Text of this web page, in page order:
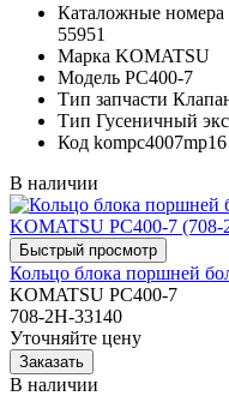
Каталожные номера
55951
Марка KOMATSU
Модель PC400-7
Тип запчасти
Тип Гусеничный
Код kompc4007mp16
В наличии
Кольцо блока поршней
KOMATSU PC400-7
708-2H-33140
Уточняйте цену
В наличии